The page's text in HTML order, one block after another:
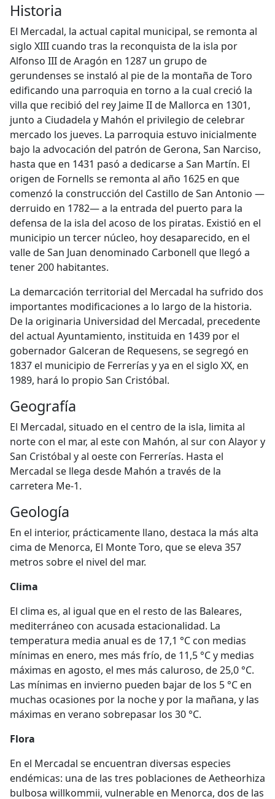
Historia
El Mercadal, la actual capital municipal, se remonta al
siglo XIII cuando tras la reconquista de la isla por
Alfonso III de Aragón en 1287 un grupo de
gerundenses se instaló al pie de la montaña de Toro
edificando una parroquia en torno a la cual creció la
villa que recibió del rey Jaime II de Mallorca en 1301,
junto a Ciudadela y Mahón el privilegio de celebrar
mercado los jueves. La parroquia estuvo inicialmente
bajo la advocación del patrón de Gerona, San Narciso,
hasta que en 1431 pasó a dedicarse a San Martín. El
origen de Fornells se remonta al año 1625 en que
comenzó la construcción del Castillo de San Antonio —
derruido en 1782— a la entrada del puerto para la
defensa de la isla del acoso de los piratas. Existió en el
municipio un tercer núcleo, hoy desaparecido, en el
valle de San Juan denominado Carbonell que llegó a
tener 200 habitantes.
La demarcación territorial del Mercadal ha sufrido dos
importantes modificaciones a lo largo de la historia.
De la originaria Universidad del Mercadal, precedente
del actual Ayuntamiento, instituida en 1439 por el
gobernador Galceran de Requesens, se segregó en
1837 el municipio de Ferrerías y ya en el siglo XX, en
1989, hará lo propio San Cristóbal.
Geografía
El Mercadal, situado en el centro de la isla, limita al
norte con el mar, al este con Mahón, al sur con Alayor y
San Cristóbal y al oeste con Ferrerías. Hasta el
Mercadal se llega desde Mahón a través de la
carretera Me-1.
Geología
En el interior, prácticamente llano, destaca la más alta
cima de Menorca, El Monte Toro, que se eleva 357
metros sobre el nivel del mar.
Clima
El clima es, al igual que en el resto de las Baleares,
mediterráneo con acusada estacionalidad. La
temperatura media anual es de 17,1 °C con medias
mínimas en enero, mes más frío, de 11,5 °C y medias
máximas en agosto, el mes más caluroso, de 25,0 °C.
Las mínimas en invierno pueden bajar de los 5 °C en
muchas ocasiones por la noche y por la mañana, y las
máximas en verano sobrepasar los 30 °C.
Flora
En el Mercadal se encuentran diversas especies
endémicas: una de las tres poblaciones de Aetheorhiza
bulbosa willkommii, vulnerable en Menorca, dos de las